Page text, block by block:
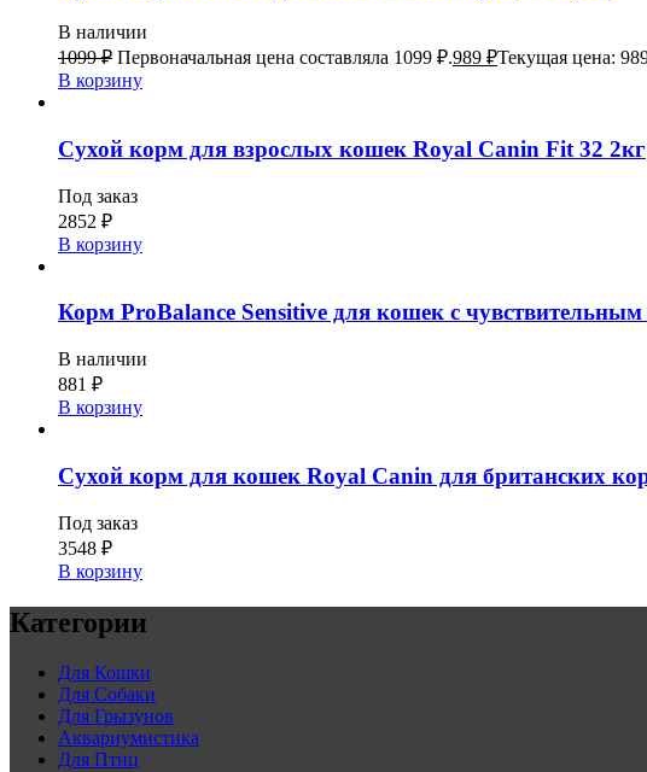
В наличии
1099₽ Первоначальная цена составляла 1099 ₽.989 ₽Текущая цена:
В корзину
Сухой корм для взрослых кошек Royal Canin Fit 32 2кг
Под заказ
2852 ₽
В корзину
Корм ProBalance Sensitive для кошек с
В наличии
881 ₽
В корзину
Сухой корм для кошек Royal Canin для британских
Под заказ
3548 ₽
В корзину
Категории
Для Кошки
Для Собаки
Для Грызунов
Аквариумистика
Для Птиц